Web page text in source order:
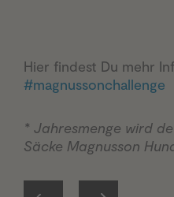
Hier findest Du mehr
#magnussonchallenge
* Jahresmenge wird
Säcke Magnusson